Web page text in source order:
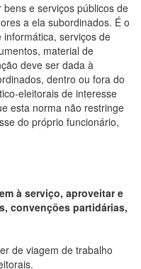
e serviços públicos de
a ela subordinados. É o
serviços de
material de
deve ser dada à
dentro ou fora do
eleitorais de interesse
esta norma não restringe
do próprio funcionário,
à serviço, aproveitar e
convenções partidárias,
de viagem de trabalho